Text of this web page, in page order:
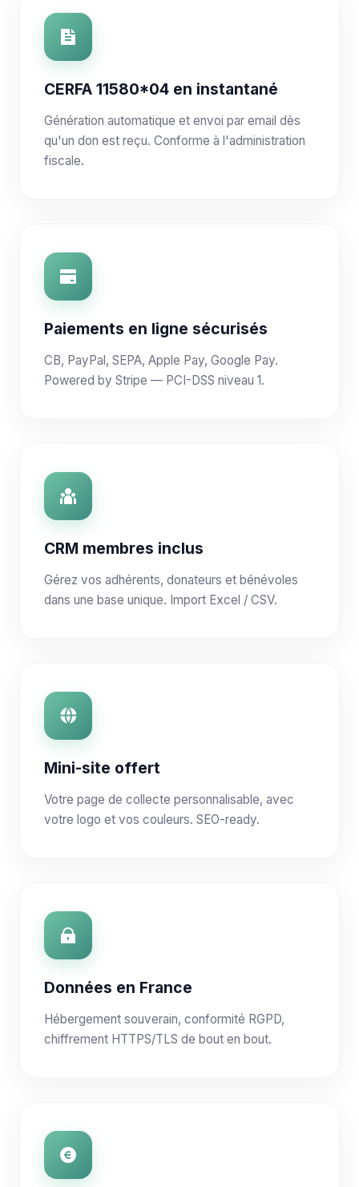
CERFA 11580*04 en instantané
Génération automatique et envoi par email dès
qu'un don est reçu. Conforme à l'administration
fiscale.
Paiements en ligne sécurisés
CB, PayPal, SEPA, Apple Pay, Google Pay.
Powered by Stripe — PCI-DSS niveau 1.
CRM membres inclus
Gérez vos adhérents, donateurs et bénévoles
dans une base unique. Import Excel / CSV.
Mini-site offert
Votre page de collecte personnalisable, avec
votre logo et vos couleurs. SEO-ready.
Données en France
Hébergement souverain, conformité RGPD,
chiffrement HTTPS/TLS de bout en bout.